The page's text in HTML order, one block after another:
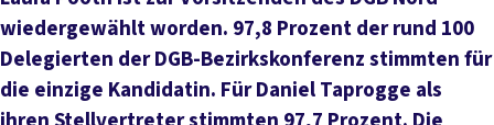
wiedergewählt worden. 97,8 Prozent der rund 100
Delegierten der DGB-Bezirkskonferenz stimmten für
die einzige Kandidatin. Für Daniel Taprogge als